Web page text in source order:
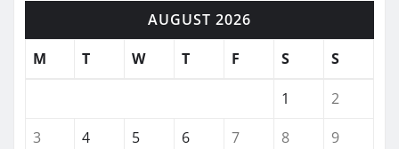
AUGUST 2026
M
T W T F S S
1
2
3
4 5 6 7 8
9